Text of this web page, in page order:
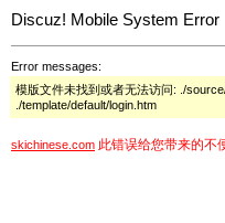
Discuz! Mobile System Error
Error messages:
模版文件未找到或者无法访问: ./
./template/default/login.htm
skichinese.com 此错误给您带来的不